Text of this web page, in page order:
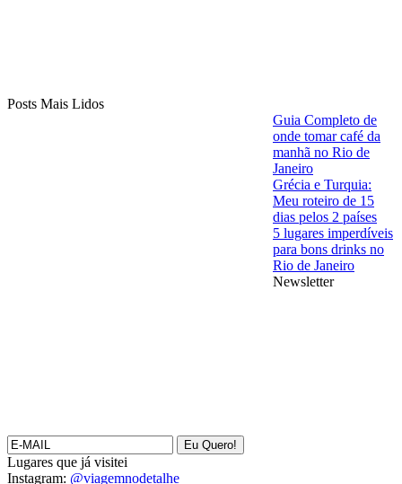
Posts Mais Lidos
Guia Completo de
onde tomar café da
manhã no Rio de
Janeiro
Grécia e Turquia:
Meu roteiro de 15
dias pelos 2 países
5 lugares imperdíveis
para bons drinks no
Rio de Janeiro
Newsletter
Lugares que já visitei
Instagram: @viagemnodetalhe